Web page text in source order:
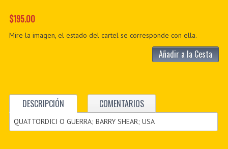
$195.00
Mire la imagen, el estado del cartel se corresponde con ella.
Añadir a la Cesta
DESCRIPCIÓN COMENTARIOS
QUATTORDICI O GUERRA; BARRY SHEAR; USA